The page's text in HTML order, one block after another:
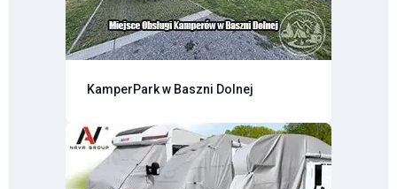
KamperPark w Baszni Dolnej